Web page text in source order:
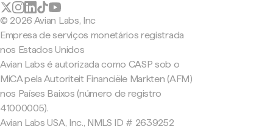
© 2026 Avian Labs, Inc
Empresa de serviços monetários registrada
nos Estados Unidos
Avian Labs é autorizada como CASP sob o
MiCA pela Autoriteit Financiële Markten (AFM)
nos Países Baixos (número de registro
41000005).
Avian Labs USA, Inc., NMLS ID # 2639252